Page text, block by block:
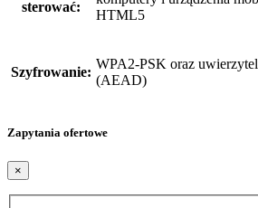
sterować:
HTML5
Szyfrowanie:
WPA2-PSK oraz
(AEAD)
Zapytania ofertowe
×